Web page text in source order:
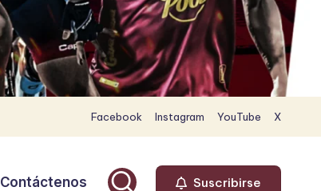
Facebook Instagram YouTube X
Contáctenos Suscribirse